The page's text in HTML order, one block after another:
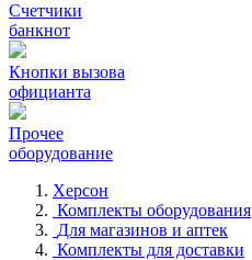
Счетчики
банкнот
Кнопки вызова
официанта
Прочее
оборудование
Херсон
Комплекты оборудования
Для магазинов и аптек
Комплекты для доставки